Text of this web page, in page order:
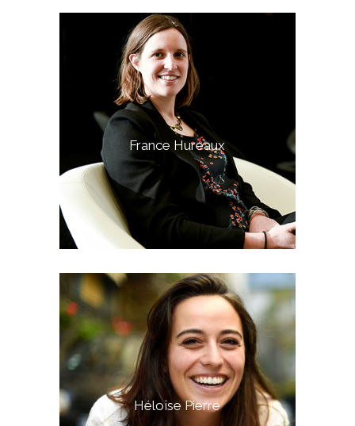
France Hureaux
Héloïse Pierre